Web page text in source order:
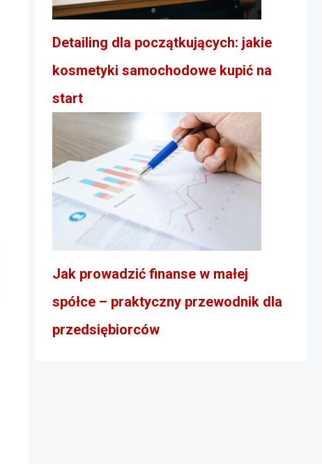
Detailing dla początkujących: jakie
kosmetyki samochodowe kupić na
start
Jak prowadzić finanse w małej
spółce – praktyczny przewodnik dla
przedsiębiorców